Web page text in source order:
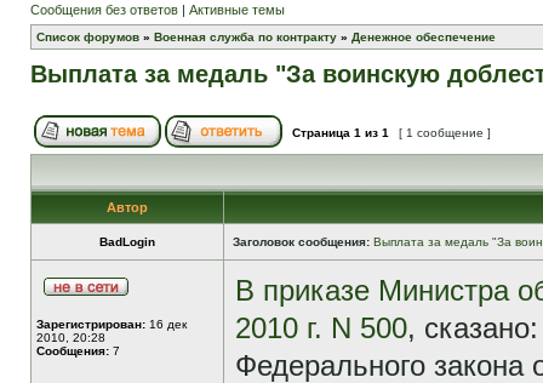
Сообщения без ответов | Активные темы
Список форумов » Военная служба по контракту » Денежное обеспечение
Выплата за медаль "За воинскую
Страница 1 из 1 [ 1 сообщение ]
Автор
BadLogin Заголовок сообщения: Выплата за медаль "За
Зарегистрирован: 16 дек
2010, 20:28
Сообщения: 7
В приказе Министра
2010 г. N 500,
Федерального закона